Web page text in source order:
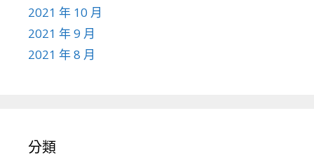
2021 年 10 月
2021 年 9 月
2021 年 8 月
分類